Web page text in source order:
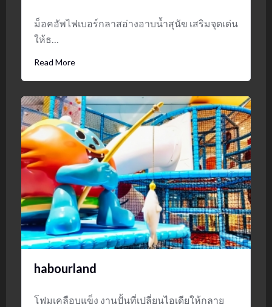
ม็อคอัพไฟเบอร์กลาสอ่างอาบน้ำสุนัข เสริมจุดเด่น
ให้ธ…
Read More
habourland
โฟมเคลือบแข็ง งานปั้นที่เปลี่ยนไอเดียให้กลาย